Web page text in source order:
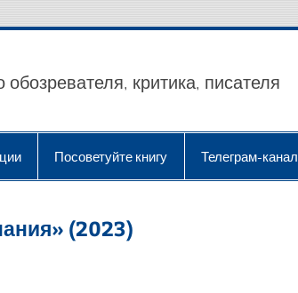
обозревателя, критика, писателя
Посоветуйте книгу Телеграм-канал
(2023)